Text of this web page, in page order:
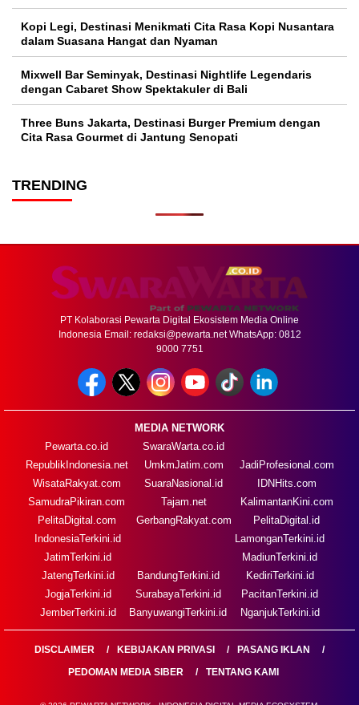
Kopi Legi, Destinasi Menikmati Cita Rasa Kopi Nusantara
dalam Suasana Hangat dan Nyaman
Mixwell Bar Seminyak, Destinasi Nightlife Legendaris
dengan Cabaret Show Spektakuler di Bali
Three Buns Jakarta, Destinasi Burger Premium dengan
Cita Rasa Gourmet di Jantung Senopati
TRENDING
PT Kolaborasi Pewarta Digital Ekosistem Media Online
Indonesia Email: redaksi@pewarta.netWhatsApp: 0812
9000 7751
MEDIA NETWORK
Pewarta.co.id
RepublikIndonesia.net
WisataRakyat.com
SamudraPikiran.com
PelitaDigital.com
SwaraWarta.co.id
UmkmJatim.com
SuaraNasional.id
Tajam.net
GerbangRakyat.com
JadiProfesional.com
IDNHits.com
KalimantanKini.com
PelitaDigital.id
IndonesiaTerkini.id
JatimTerkini.id
JatengTerkini.id
JogjaTerkini.id
JemberTerkini.id
BandungTerkini.id
SurabayaTerkini.id
BanyuwangiTerkini.id
LamonganTerkini.id
MadiunTerkini.id
KediriTerkini.id
PacitanTerkini.id
NganjukTerkini.id
DISCLAIMER KEBIJAKAN PRIVASI
PASANG IKLAN
PEDOMAN MEDIA SIBER
TENTANG KAMI